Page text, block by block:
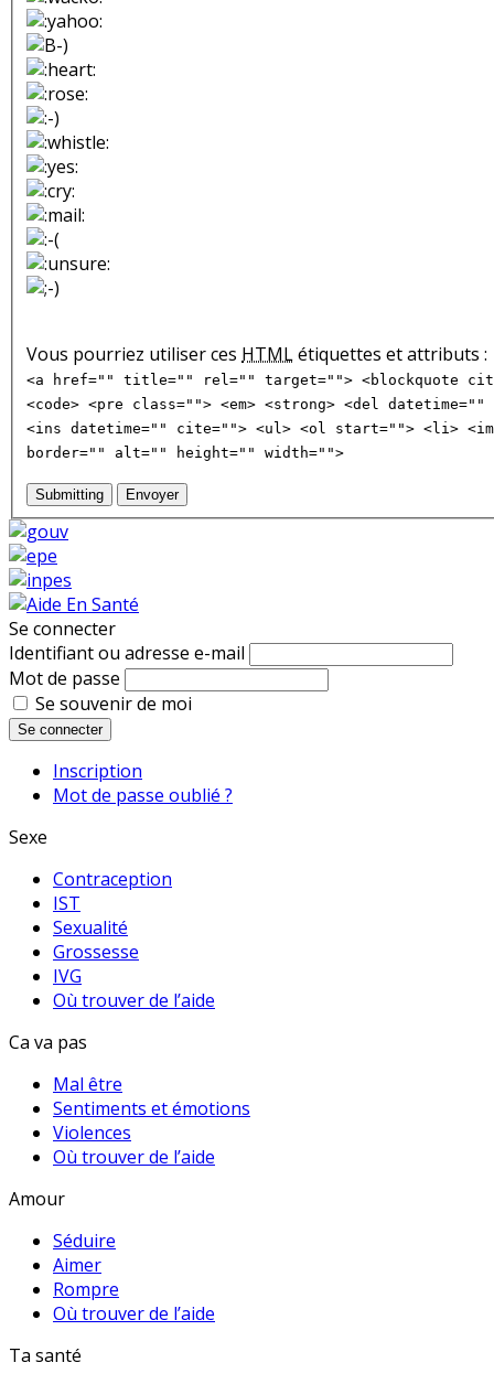
Vous pourriez utiliser ces HTMLétiquettes et attributs :
<a href="" title="" rel="" target=""> <blockquote
<code> <pre class=""> <em> <strong> <del
<ins datetime="" cite=""> <ul> <ol start=""> <li>
border="" alt="" height="" width="">
Submitting Envoyer
Se connecter
Identifiant ou adresse e-mail
Mot de passe
Se souvenir de moi
Se connecter
Inscription
Mot de passe oublié ?
Sexe
Contraception
IST
Sexualité
Grossesse
IVG
Où trouver de l’aide
Ca va pas
Mal être
Sentiments et émotions
Violences
Où trouver de l’aide
Amour
Séduire
Aimer
Rompre
Où trouver de l’aide
Ta santé